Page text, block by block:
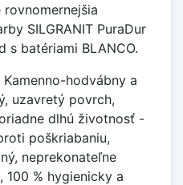
SILGRANIT PuraDur
s batériami BLANCO.
Kamenno-hodvábny a
uzavretý povrch,
dlhú životnosť -
poškriabaniu,
neprekonateľne
% hygienicky a